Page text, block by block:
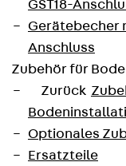
GST18-
Gerätebecher
Anschluss
Zubehör für
Zurück
Optionales
Ersatzteile